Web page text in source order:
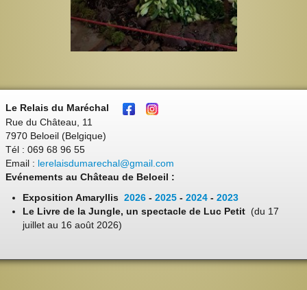
Le Relais du Maréchal
Rue du Château, 11
7970 Beloeil (Belgique)
Tél : 069 68 96 55
Email : lerelaisdumarechal@gmail.com
Evénements au Château de Beloeil :
Exposition Amaryllis 2026 - 2025 - 2024 - 2023
Le Livre de la Jungle, un spectacle de Luc Petit (du 17
juillet au 16 août 2026)